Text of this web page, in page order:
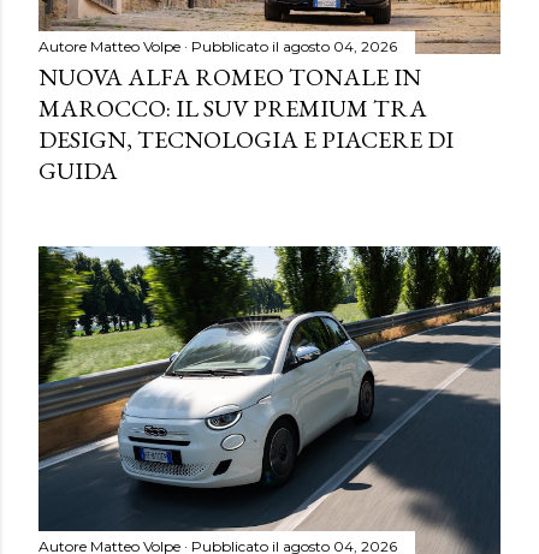
Autore Matteo Volpe Pubblicato il agosto 04, 2026
NUOVA ALFA ROMEO TONALE IN
MAROCCO: IL SUV PREMIUM TRA
DESIGN, TECNOLOGIA E PIACERE DI
GUIDA
Autore Matteo Volpe Pubblicato il agosto 04, 2026